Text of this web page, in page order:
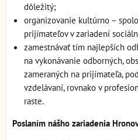
dôležitý;
organizovanie kultúrno –
prijímateľov v zariadení
zamestnávať tím najlepších
na vykonávanie odborných,
zameraných na prijímateľa,
vzdelávaní, rovnako v
raste.
Poslaním nášho zariadenia